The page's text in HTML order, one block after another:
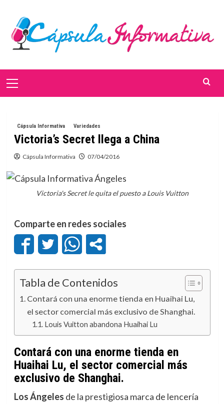
contenido
Menú
Cápsula Informativa Variedades
Victoria’s Secret llega a China
Cápsula Informativa 07/04/2016
Victoria's Secret le quita el puesto a Louis Vuitton
Comparte en redes sociales
Tabla de Contenidos
Contará con una enorme tienda en Huaihai Lu,
el sector comercial más exclusivo de Shanghai.
Louis Vuitton abandona Huaihai Lu
Contará con una enorme tienda en
Huaihai Lu, el sector comercial más
exclusivo de Shanghai.
Los Ángeles de la prestigiosa marca de lencería